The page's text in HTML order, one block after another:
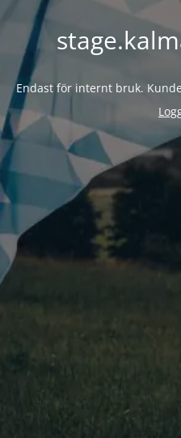
Endast för internt bruk.